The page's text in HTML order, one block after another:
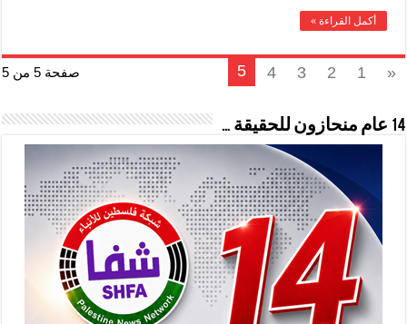
أكمل القراءة »
صفحة 5 من 5 «
1
2
3
4
5
14 عام منحازون للحقيقة …